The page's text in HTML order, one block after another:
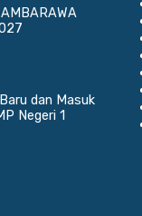
dan Masuk
Negeri 1